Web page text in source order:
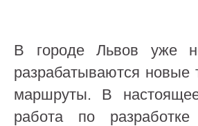
В городе Львов уже
разрабатываются новые
маршруты. В
работа по